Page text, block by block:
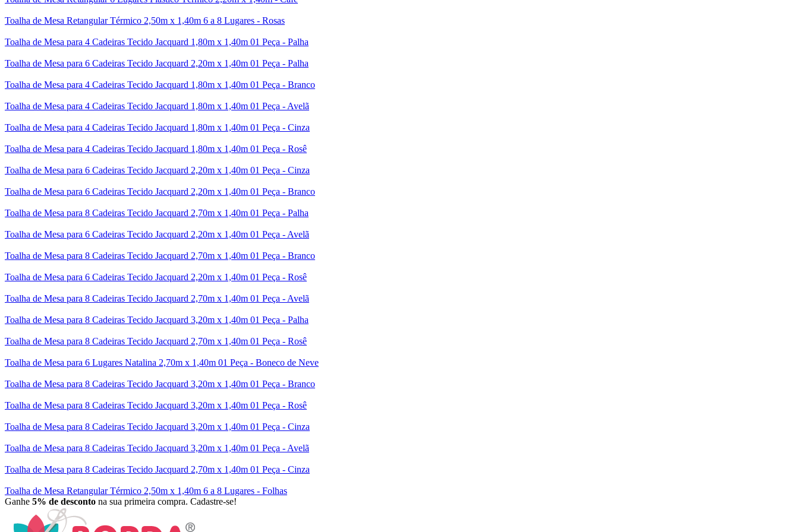
Toalha de Mesa Retangular Térmico 2,50m x 1,40m 6 a 8 Lugares - Rosas
Toalha de Mesa para 4 Cadeiras Tecido Jacquard 1,80m x 1,40m 01 Peça - Palha
Toalha de Mesa para 6 Cadeiras Tecido Jacquard 2,20m x 1,40m 01 Peça - Palha
Toalha de Mesa para 4 Cadeiras Tecido Jacquard 1,80m x 1,40m 01 Peça - Branco
Toalha de Mesa para 4 Cadeiras Tecido Jacquard 1,80m x 1,40m 01 Peça - Avelã
Toalha de Mesa para 4 Cadeiras Tecido Jacquard 1,80m x 1,40m 01 Peça - Cinza
Toalha de Mesa para 4 Cadeiras Tecido Jacquard 1,80m x 1,40m 01 Peça - Rosê
Toalha de Mesa para 6 Cadeiras Tecido Jacquard 2,20m x 1,40m 01 Peça - Cinza
Toalha de Mesa para 6 Cadeiras Tecido Jacquard 2,20m x 1,40m 01 Peça - Branco
Toalha de Mesa para 8 Cadeiras Tecido Jacquard 2,70m x 1,40m 01 Peça - Palha
Toalha de Mesa para 6 Cadeiras Tecido Jacquard 2,20m x 1,40m 01 Peça - Avelã
Toalha de Mesa para 8 Cadeiras Tecido Jacquard 2,70m x 1,40m 01 Peça - Branco
Toalha de Mesa para 6 Cadeiras Tecido Jacquard 2,20m x 1,40m 01 Peça - Rosê
Toalha de Mesa para 8 Cadeiras Tecido Jacquard 2,70m x 1,40m 01 Peça - Avelã
Toalha de Mesa para 8 Cadeiras Tecido Jacquard 3,20m x 1,40m 01 Peça - Palha
Toalha de Mesa para 8 Cadeiras Tecido Jacquard 2,70m x 1,40m 01 Peça - Rosê
Toalha de Mesa para 6 Lugares Natalina 2,70m x 1,40m 01 Peça - Boneco de Neve
Toalha de Mesa para 8 Cadeiras Tecido Jacquard 3,20m x 1,40m 01 Peça - Branco
Toalha de Mesa para 8 Cadeiras Tecido Jacquard 3,20m x 1,40m 01 Peça - Rosê
Toalha de Mesa para 8 Cadeiras Tecido Jacquard 3,20m x 1,40m 01 Peça - Cinza
Toalha de Mesa para 8 Cadeiras Tecido Jacquard 3,20m x 1,40m 01 Peça - Avelã
Toalha de Mesa para 8 Cadeiras Tecido Jacquard 2,70m x 1,40m 01 Peça - Cinza
Toalha de Mesa Retangular Térmico 2,50m x 1,40m 6 a 8 Lugares - Folhas
Ganhe 5% de desconto na sua primeira compra. Cadastre-se!